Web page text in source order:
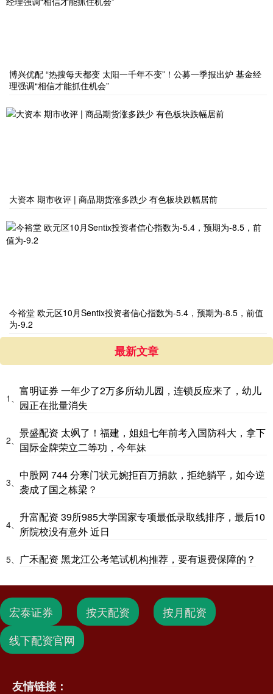
博兴优配 “热搜每天都变 太阳一千年不变”！公募一季报出炉 基金经
理强调“相信才能抓住机会”
大资本 期市收评 | 商品期货涨多跌少 有色板块跌幅居前
今裕堂 欧元区10月Sentix投资者信心指数为-5.4，预期为-8.5，前值
为-9.2
最新文章
1、
富明证券 一年少了2万多所幼儿园，连锁反应来了，幼儿
园正在批量消失
2、
景盛配资 太飒了！福建，姐姐七年前考入国防科大，拿下
国际金牌荣立二等功，今年妹
3、
中股网 744 分寒门状元婉拒百万捐款，拒绝躺平，如今逆
袭成了国之栋梁？
4、
升富配资 39所985大学国家专项最低录取线排序，最后10
所院校没有意外 近日
5、 广禾配资 黑龙江公考笔试机构推荐，要有退费保障的？
宏泰证券 按天配资
按月配资
线下配资官网
友情链接：